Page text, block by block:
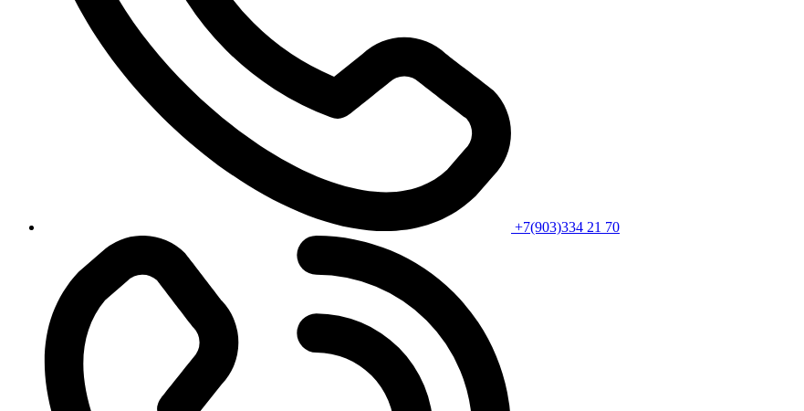
+7(903)334 21 70